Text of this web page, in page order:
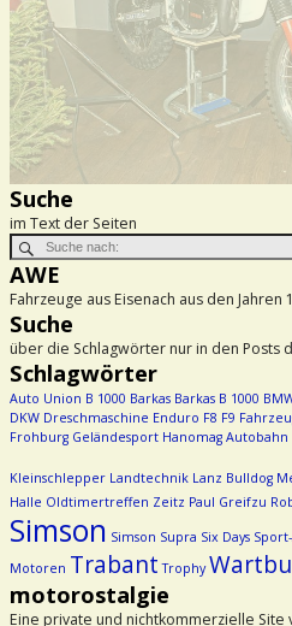
Suche
im Text der Seiten
AWE
Fahrzeuge aus Eisenach aus den Jahren
Suche
über die Schlagwörter nur in den Posts
Schlagwörter
Auto Union B 1000 Barkas Barkas B 1000
DKW Dreschmaschine Enduro F8 F9
Frohburg Geländesport Hanomag Autobahn
Kleinschlepper Landtechnik Lanz Bulldog
Halle Oldtimertreffen Zeitz Paul Greifzu
Simson Simson Supra Six Days
Motoren Trabant Trophy
motorostalgie
Eine private und nichtkommerzielle Site